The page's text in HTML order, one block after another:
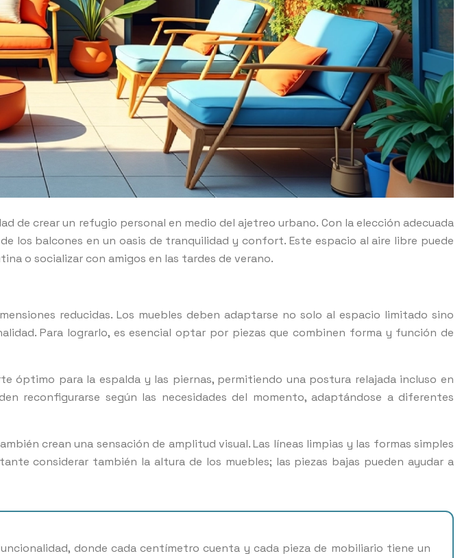
de crear un refugio personal en medio del ajetreo urbano. Con la elección adecuada
los balcones en un oasis de tranquilidad y confort. Este espacio al aire libre puede
o socializar con amigos en las tardes de verano.
reducidas. Los muebles deben adaptarse no solo al espacio limitado sino
Para lograrlo, es esencial optar por piezas que combinen forma y función de
óptimo para la espalda y las piernas, permitiendo una postura relajada incluso en
reconfigurarse según las necesidades del momento, adaptándose a diferentes
crean una sensación de amplitud visual. Las líneas limpias y las formas simples
considerar también la altura de los muebles; las piezas bajas pueden ayudar a
donde cada centímetro cuenta y cada pieza de mobiliario tiene un